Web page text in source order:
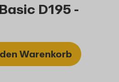
D195 -
Warenkorb